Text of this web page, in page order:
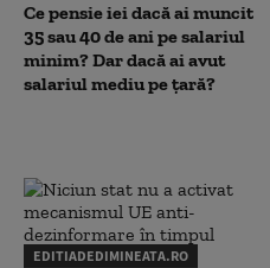
Ce pensie iei dacă ai muncit
35 sau 40 de ani pe salariul
minim? Dar dacă ai avut
salariul mediu pe țară?
EDITIADEDIMINEATA.RO